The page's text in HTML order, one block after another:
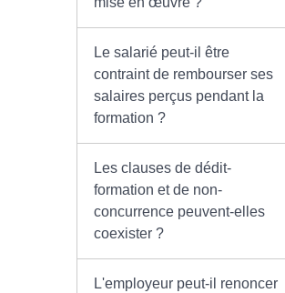
Le salarié peut-il être
contraint de rembourser ses
salaires perçus pendant la
formation ?
Les clauses de dédit-
formation et de non-
concurrence peuvent-elles
coexister ?
L'employeur peut-il renoncer